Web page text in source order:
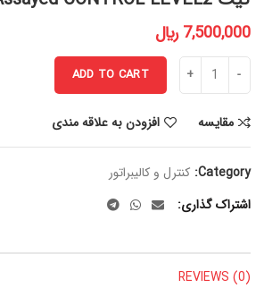
﷼
ADD TO CART
مقایسه افزودن به علاقه مندی
Category: کنترل و کالیبراتور
اشتراک گذاری
REVIEWS (0)